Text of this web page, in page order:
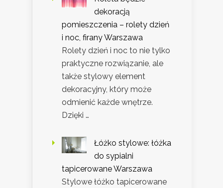
dekoracją
pomieszczenia – rolety dzień
i noc, firany Warszawa
Rolety dzień i noc to nie tylko
praktyczne rozwiązanie, ale
także stylowy element
dekoracyjny, który może
odmienić każde wnętrze.
Dzięki …
Łóżko stylowe: łóżka
do sypialni
tapicerowane Warszawa
Stylowe łóżko tapicerowane